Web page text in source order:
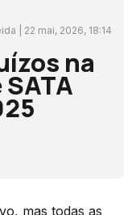
| 22 mai, 2026, 18:14
na
mas todas as